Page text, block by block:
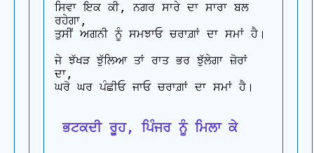
ਸਿਵਾ ਇਕ ਕੀ, ਨਗਰ ਸਾਰੇ ਦਾ ਸਾਰਾ ਬਲ
ਰਹੇਗਾ,
ਤੁਸੀਂ ਅਗਨੀ ਨੂੰ ਸਮਝਾਓ ਚਰਾਗ਼ਾਂ ਦਾ ਸਮਾਂ ਹੈ।
ਜੇ ਝੱਖੜ ਝੁੱਲਿਆ ਤਾਂ ਰਾਤ ਭਰ ਝੁੱਲੇਗਾ ਜ਼ੋਰਾਂ
ਦਾ,
ਘਰੋ ਘਰ ਪੰਛੀਓ ਜਾਓ ਚਰਾਗ਼ਾਂ ਦਾ ਸਮਾਂ ਹੈ।
ਭਟਕਦੀ ਰੂਹ, ਪਿੰਜਰ ਨੂੰ ਮਿਲਾ ਕੇ